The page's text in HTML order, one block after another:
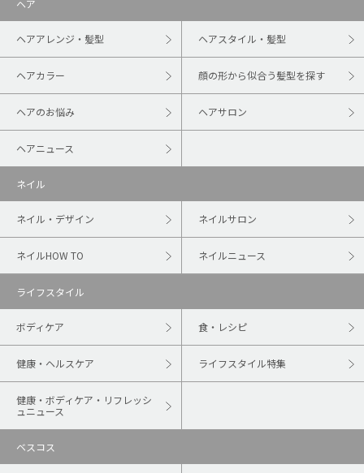
ヘア
ヘアアレンジ・髪型 ヘアスタイル・髪型
ヘアカラー 顔の形から似合う髪型を探す
ヘアのお悩み ヘアサロン
ヘアニュース
ネイル
ネイル・デザイン ネイルサロン
ネイルHOW TO ネイルニュース
ライフスタイル
ボディケア 食・レシピ
健康・ヘルスケア ライフスタイル特集
健康・ボディケア・リフレッシ
ュニュース
ベスコス